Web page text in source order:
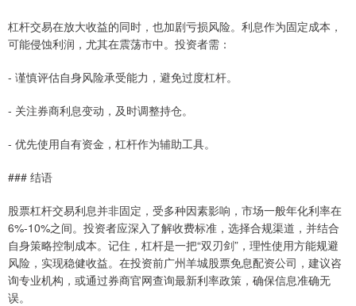
杠杆交易在放大收益的同时，也加剧亏损风险。利息作为固定成本，
可能侵蚀利润，尤其在震荡市中。投资者需：
- 谨慎评估自身风险承受能力，避免过度杠杆。
- 关注券商利息变动，及时调整持仓。
- 优先使用自有资金，杠杆作为辅助工具。
### 结语
股票杠杆交易利息并非固定，受多种因素影响，市场一般年化利率在
6%-10%之间。投资者应深入了解收费标准，选择合规渠道，并结合
自身策略控制成本。记住，杠杆是一把“双刃剑”，理性使用方能规避
风险，实现稳健收益。在投资前广州羊城股票免息配资公司，建议咨
询专业机构，或通过券商官网查询最新利率政策，确保信息准确无
误。